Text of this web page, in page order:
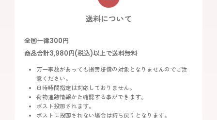
送料について
全国一律300円
商品合計3,980円(税込)以上で送料無料
万一事故があっても損害賠償の対象となりませんのでご注
意ください。
日時時間指定は対応しておりません。
荷物追跡情報かた確認する事ができます。
ポスト投函されます。
ポストに投函されない場合は持ち戻りとなります。